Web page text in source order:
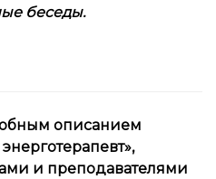
беседы.
описанием
и преподавателями